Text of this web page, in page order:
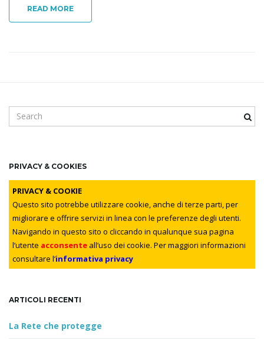
a
o
READ MORE
e
c
k
e
y
w
o
d
PRIVACY & COOKIES
PRIVACY & COOKIE
Questo sito potrebbe utilizzare cookie, anche di terze parti, per
migliorare e offrire servizi in linea con le preferenze degli utenti.
Navigando in questo sito o cliccando in qualunque sua pagina
l’utente acconsente all’uso dei cookie. Per maggiori informazioni
consultare l’informativa privacy
ARTICOLI RECENTI
La Rete che protegge